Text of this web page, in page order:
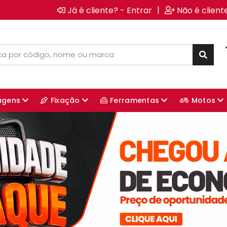
Já é cliente? - Entrar | Não é
Fixação Ferramentas Motos